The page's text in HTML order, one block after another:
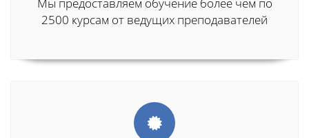
2500 курсам от ведущих преподавателей